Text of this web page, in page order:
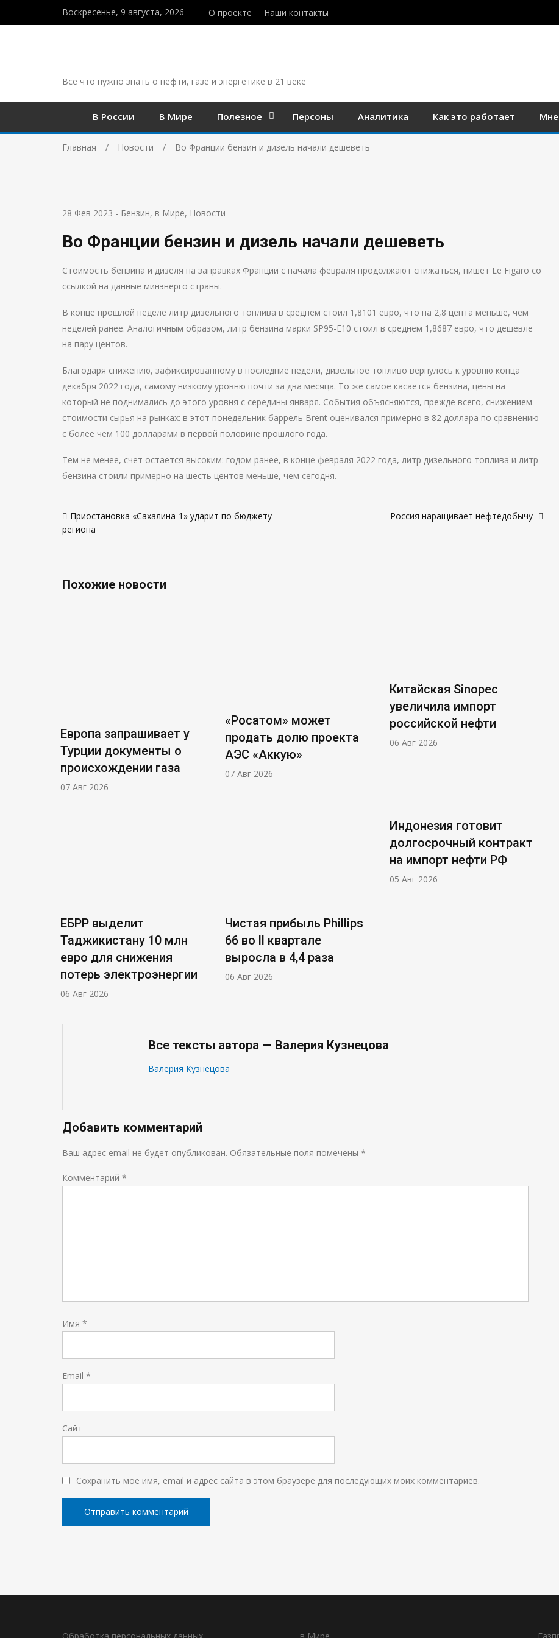
Воскресенье, 9 августа, 2026 О проекте Наши контакты
Все что нужно знать о нефти, газе и энергетике в 21 веке
В России В Мире Полезное Персоны Аналитика Как это работает
Главная Новости Во Франции бензин и дизель начали дешеветь
28 Фев 2023 - Бензин, в Мире, Новости
Во Франции бензин и дизель начали дешеветь
Стоимость бензина и дизеля на заправках Франции с начала февраля продолжают снижаться, пишет Le Figaro со
ссылкой на данные минэнерго страны.
В конце прошлой неделе литр дизельного топлива в среднем стоил 1,8101 евро, что на 2,8 цента меньше, чем
неделей ранее. Аналогичным образом, литр бензина марки SP95-E10 стоил в среднем 1,8687 евро, что дешевле
на пару центов.
Благодаря снижению, зафиксированному в последние недели, дизельное топливо вернулось к уровню конца
декабря 2022 года, самому низкому уровню почти за два месяца. То же самое касается бензина, цены на
который не поднимались до этого уровня с середины января. События объясняются, прежде всего, снижением
стоимости сырья на рынках: в этот понедельник баррель Brent оценивался примерно в 82 доллара по сравнению
с более чем 100 долларами в первой половине прошлого года.
Тем не менее, счет остается высоким: годом ранее, в конце февраля 2022 года, литр дизельного топлива и литр
бензина стоили примерно на шесть центов меньше, чем сегодня.
поПриостановка «Сахалина-1» ударит по бюджету
региона
Россия наращивает нефтедобычу
Похожие новости
Европа запрашивает у
Турции документы о
происхождении газа
07 Авг 2026
«Росатом» может
продать долю проекта
АЭС «Аккую»
07 Авг 2026
Китайская Sinopec
увеличила импорт
российской нефти
06 Авг 2026
ЕБРР выделит
Таджикистану 10 млн
евро для снижения
потерь электроэнергии
06 Авг 2026
Чистая прибыль Phillips
66 во ll квартале
выросла в 4,4 раза
06 Авг 2026
Индонезия готовит
долгосрочный контракт
на импорт нефти РФ
05 Авг 2026
Все тексты автора — Валерия Кузнецова
Валерия Кузнецова
Добавить комментарий
Ваш адрес email не будет опубликован. Обязательные поля помечены *
Комментарий *
Имя *
Email *
Сайт
Сохранить моё имя, email и адрес сайта в этом браузере для последующих моих комментариев.